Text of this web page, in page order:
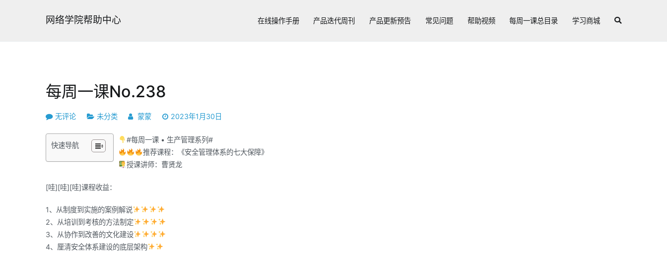
网络学院帮助中心 在线操作手册 产品迭代周刊 产品更新预告 常见问题 帮助视频 每周一课总目录 学习商城
每周一课No.238
每
一
无评论 未分类 蒙蒙 2023年1月30日
快速导航
#每周一课 • 生产管理系列#
推荐课程：《安全管理体系的七大保障》
授课讲师：曹贤龙
[哇][哇][哇]课程收益：
1、从制度到实施的案例解说
2、从培训到考核的方法制定
3、从协作到改善的文化建设
4、厘清安全体系建设的底层架构